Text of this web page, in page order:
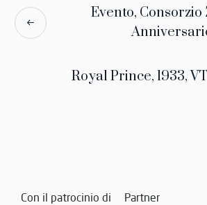
Evento, Consorzio
Royal Prince, 1933, VT
Con il patrocinio di Partner